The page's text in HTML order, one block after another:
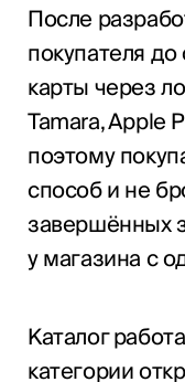
После
покупателя
карты через
Tamara, Apple
поэтому
способ и не
завершённых
у магазина с
Каталог
категории